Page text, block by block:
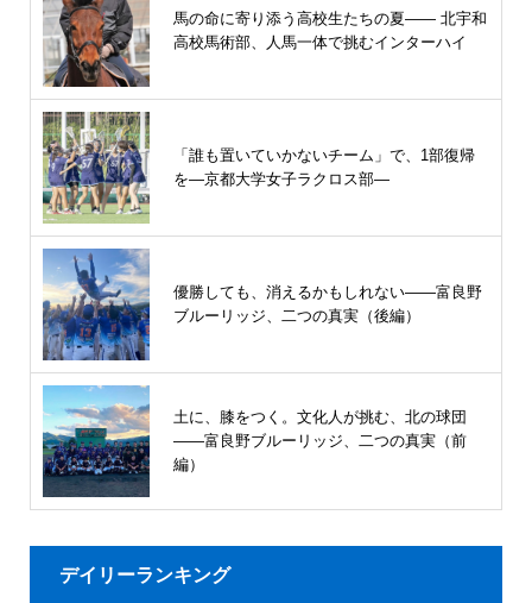
馬の命に寄り添う高校生たちの夏—— 北宇和
高校馬術部、人馬一体で挑むインターハイ
「誰も置いていかないチーム」で、1部復帰
を―京都大学女子ラクロス部―
優勝しても、消えるかもしれない――富良野
ブルーリッジ、二つの真実（後編）
土に、膝をつく。文化人が挑む、北の球団
――富良野ブルーリッジ、二つの真実（前
編）
デイリーランキング